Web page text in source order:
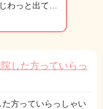
わっと出て…
した方っていらっ
方っていらっしゃい